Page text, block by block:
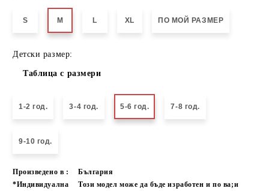
S M L XL ПО МОЙ РАЗМЕР
Детски размер:
Таблица с размери
1-2 год. 3-4 год. 5-6 год. 7-8 год.
9-10 год.
Произведено в :
България
*Индивидуална
Този модел може да бъде изработен и по ва;и